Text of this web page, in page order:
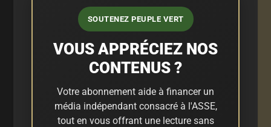
SOUTENEZ PEUPLE VERT
VOUS APPRÉCIEZ NOS
CONTENUS ?
Votre abonnement aide à financer un
média indépendant consacré à l'ASSE,
tout en vous offrant une lecture sans